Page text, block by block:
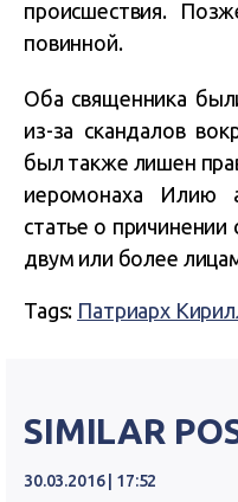
происшествия.
повинной.
Оба священника
из-за скандалов
был также лишен
иеромонаха Илию
статье о
двум или более
Tags: Патриарх
SIMILAR
30.03.2016 | 17:52